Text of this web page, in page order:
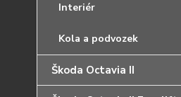
Interiér
Kola a podvozek
Škoda Octavia II